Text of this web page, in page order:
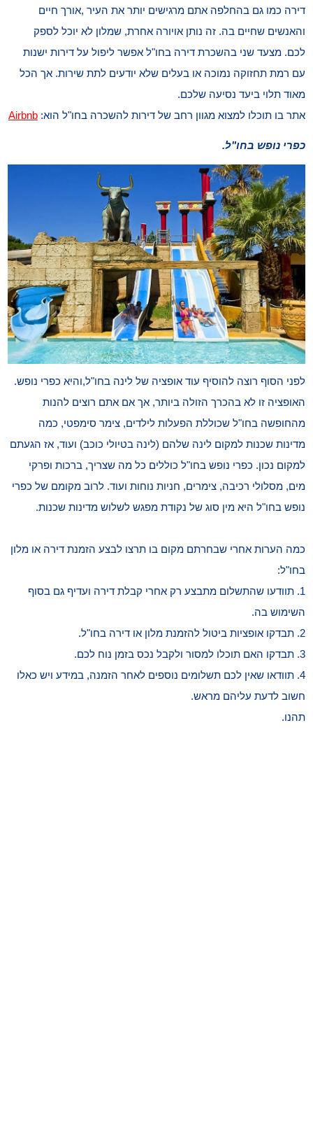
דירה כמו גם בהחלפה אתם מרגישים יותר את העיר ,אורך חיים
והאנשים שחיים בה. זה נותן אויורה אחרת, שמלון לא יוכל לספק
לכם. מצעד שני בהשכרת דירה בחו"ל אפשר ליפול על דירות ישנות
עם רמת תחזוקה נמוכה או בעלים שלא יודעים לתת שירות. אך הכל
מאוד תלוי ביעד נסיעה שלכם.
אתר בו תוכלו למצוא מגוון רחב של דירות להשכרה בחו"ל הוא:Airbnb
כפרי נופש בחו"ל.
לפני הסוף רוצה להוסיף עוד אופציה של לינה בחו"ל,והיא כפרי נופש.
האופציה זו לא בהכרך הזולה ביותר, אך אם אתם רוצים להנות
מהחופשה בחו"ל שכוללת הפעלות לילדים, צימר סימפטי, כמה
מדינות שכנות למקום לינה שלהם (לינה בטיולי כוכב) ועוד, אז הגעתם
למקום נכון. כפרי נופש בחו"ל כוללים כל מה שצריך, ברכות ופרקי
מים, מסלולי רכיבה, צימרים, חניות נוחות ועוד. לרוב מקומם של כפרי
נופש בחו"ל היא מין סוג של נקודת מפגש לשלוש מדינות שכנות.
כמה הערות אחרי שבחרתם מקום בו תרצו לבצע הזמנת דירה או מלון
בחו"ל:
1. תוודעו שהתשלום מתבצע רק אחרי קבלת דירה ועדיף גם בסוף
השימוש בה.
2. תבדקו אופציות ביטול להזמנת מלון או דירה בחו"ל.
3. תבדקו האם תוכלו למסור ולקבל נכס בזמן נוח לכם.
4. תוודאו שאין לכם תשלומים נוספים לאחר הזמנה, במידע ויש כאלו
חשוב לדעת עליהם מראש.
תהנו.